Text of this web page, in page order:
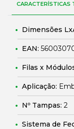
CARACTERÍSTICAS
Dimensões
EAN:
Filas x
Aplicação:
Nº Tampas: 2
Sistema de